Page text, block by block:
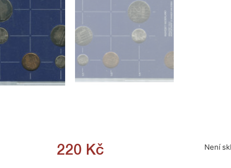
220 Kč Není